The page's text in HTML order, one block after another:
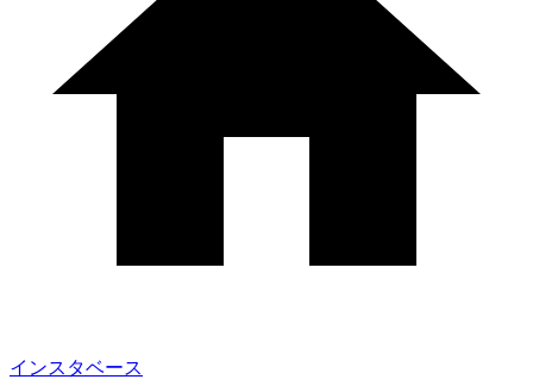
インスタベース